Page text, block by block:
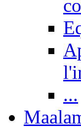
...